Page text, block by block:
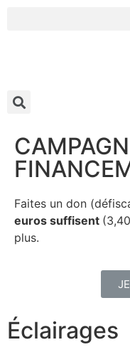
Faites un don
euros suffisent
plus.
Éclairages